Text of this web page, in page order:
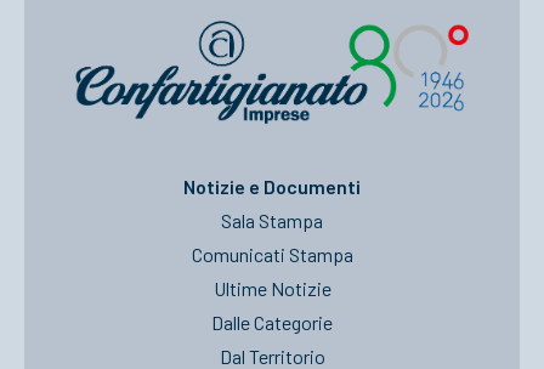
Notizie e Documenti
Sala Stampa
Comunicati Stampa
Ultime Notizie
Dalle Categorie
Dal Territorio